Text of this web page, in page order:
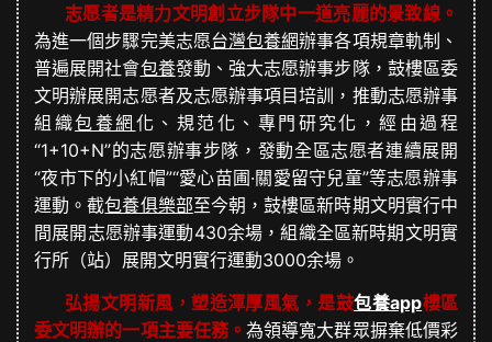
志愿者是精力文明創立步隊中一道亮麗的景致線。
為進一個步驟完美志愿台灣包養網辦事各項規章軌制、
普遍展開社會包養發動、強大志愿辦事步隊，鼓樓區委
文明辦展開志愿者及志愿辦事項目培訓，推動志愿辦事
組織包養網 化、規范化、專門研究化，經由過程
“1+10+N”的志愿辦事步隊，發動全區志愿者連續展開
“夜市下的小紅帽”“愛心苗圃·關愛留守兒童”等志愿辦事
運動。截包養俱樂部至今朝，鼓樓區新時期文明實行中
間展開志愿辦事運動430余場，組織全區新時期文明實
行所（站）展開文明實行運動3000余場。
弘揚文明新風，塑造渾厚風氣，是鼓包養app樓區
委文明辦的一項主要任務。為領導寬大群眾摒棄低價彩